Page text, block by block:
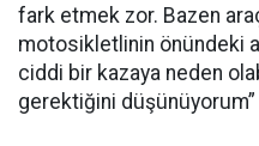
fark etmek zor. Bazen
motosikletlinin önündeki
ciddi bir kazaya neden
gerektiğini